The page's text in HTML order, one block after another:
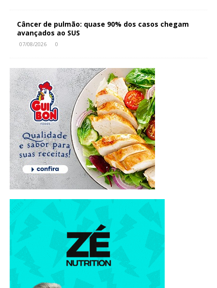
Câncer de pulmão: quase 90% dos casos chegam
avançados ao SUS
07/08/2026 0